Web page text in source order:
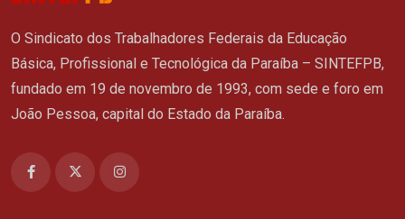
O Sindicato dos Trabalhadores Federais da Educação
Básica, Profissional e Tecnológica da Paraíba – SINTEFPB,
fundado em 19 de novembro de 1993, com sede e foro em
João Pessoa, capital do Estado da Paraíba.